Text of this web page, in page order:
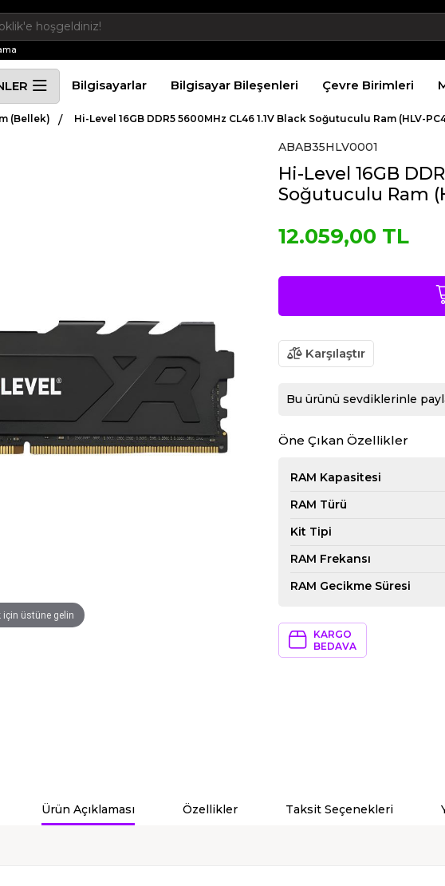
Bilgisayarlar Bilgisayar Bileşenleri Çevre Birimleri
(Bellek) Hi-Level 16GB DDR5 5600MHz CL46 1.1V Black Soğutuculu Ram (HLV-
için üstüne gelin
ABAB35HLV0001
Hi-Level 16GB
Soğutuculu Ram
12.059,00 TL
Karşılaştır
Bu ürünü sevdiklerinle
Öne Çıkan Özellikler
RAM Kapasitesi
RAM Türü
Kit Tipi
RAM Frekansı
RAM Gecikme Süresi
KARGO
BEDAVA
Ürün Açıklaması Özellikler Taksit Seçenekleri